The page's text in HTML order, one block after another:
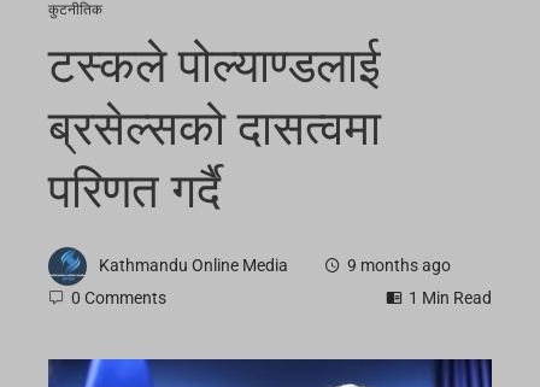
कुटनीतिक
टस्कले पोल्याण्डलाई
ब्रसेल्सको दासत्वमा
परिणत गर्दै
Kathmandu Online Media
9 months ago
0 Comments
1 Min Read